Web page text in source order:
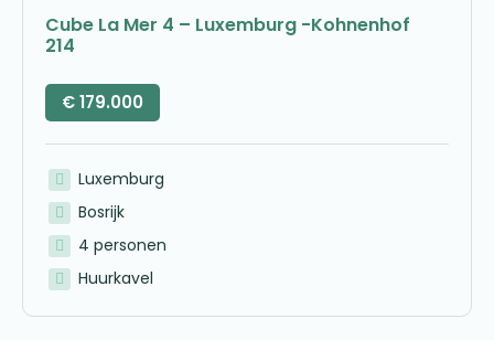
Cube La Mer 4 – Luxemburg -Kohnenhof
214
€179.000
Luxemburg
Bosrijk
4 personen
Huurkavel